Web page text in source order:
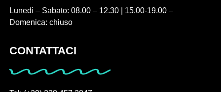
Lunedì – Sabato: 08.00 – 12.30 | 15.00-19.00 –
Domenica: chiuso
CONTATTACI